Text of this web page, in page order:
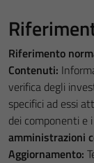
Riferimento
Contenuti:
verifica degli
specifici ad essi
dei componenti e
amministrazioni
Aggiornamento: